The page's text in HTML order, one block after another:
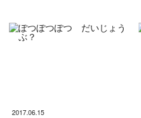
2017.06.15